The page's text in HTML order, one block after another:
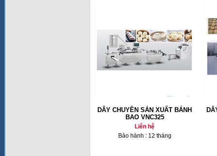
DÂY CHUYỀN SẢN XUẤT BÁNH
BAO VNC325
Liên hệ
Bảo hành : 12 tháng